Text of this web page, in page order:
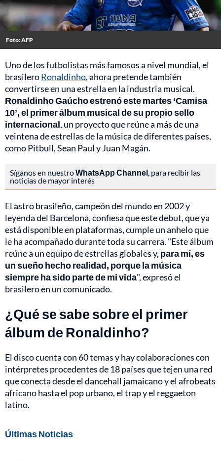
Foto: AFP
Uno de los futbolistas más famosos a nivel mundial, el
brasileroRonaldinho, ahora pretende también
convertirse en una estrella en la industria musical.
Ronaldinho Gaúcho estrenó este martes ‘Camisa
10’, el primer álbum musical de su propio sello
internacional, un proyecto que reúne a más de una
veintena de estrellas de la música de diferentes países,
como Pitbull, Sean Paul y Juan Magán.
Síganos en nuestroWhatsApp Channel, para recibir las
noticias de mayor interés
El astro brasileño, campeón del mundo en 2002 y
leyenda del Barcelona, confiesa que este debut, que ya
está disponible en plataformas, cumple un anhelo que
le ha acompañado durante toda su carrera. "Este álbum
reúne a un equipo de estrellas globales y, para mí, es
un sueño hecho realidad, porque la música
siempre ha sido parte de mi vida", expresó el
brasilero en un comunicado.
¿Qué se sabe sobre el primer
álbum de Ronaldinho?
El disco cuenta con 60 temas y hay colaboraciones con
intérpretes procedentes de 18 países que tejen una red
que conecta desde el dancehall jamaicano y el afrobeats
africano hasta el pop urbano, el trap y el reggaeton
latino.
Últimas Noticias